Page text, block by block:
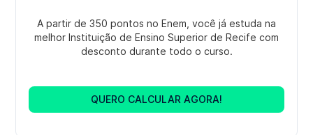
A partir de 350 pontos no Enem, você já estuda na
melhor Instituição de Ensino Superior de Recife com
desconto durante todo o curso.
QUERO CALCULAR AGORA!